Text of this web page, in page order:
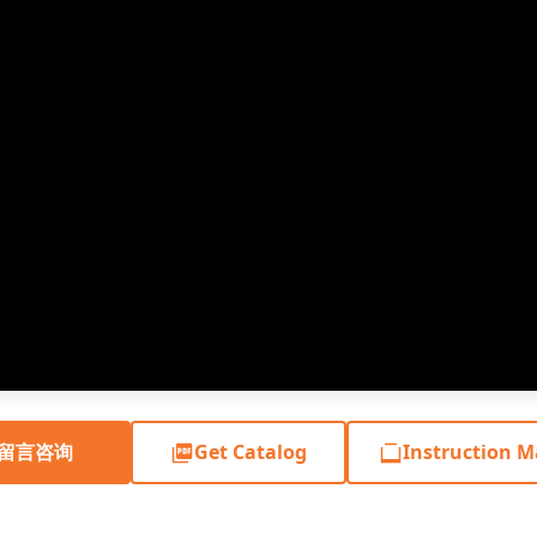
言咨询 Get Catalog Instruction